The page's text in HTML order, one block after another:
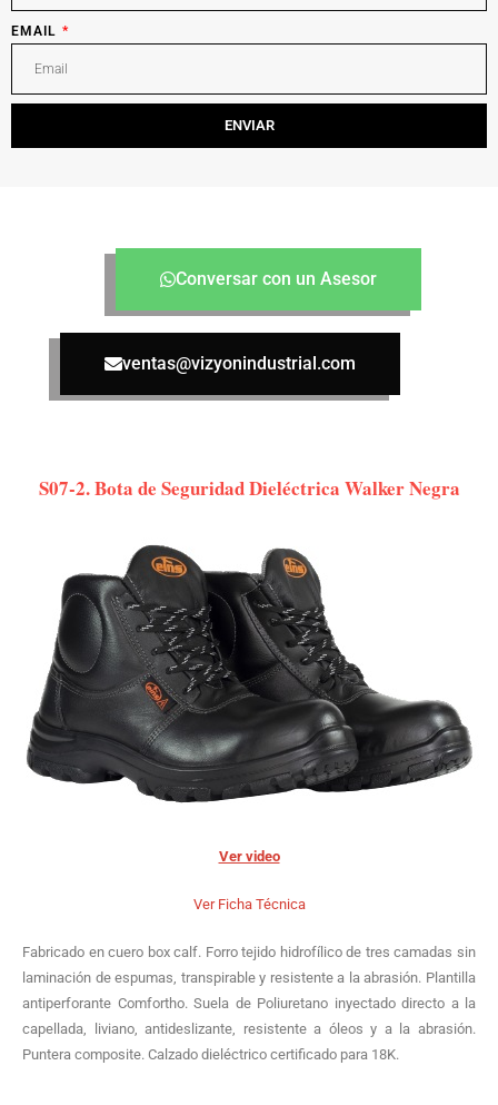
EMAIL
ENVIAR
Conversar con un Asesor
ventas@vizyonindustrial.com
S07-2. Bota de Seguridad Dieléctrica Walker Negra
Ver video
Ver Ficha Técnica
Fabricado en cuero box calf. Forro tejido hidrofílico de tres camadas sin
laminación de espumas, transpirable y resistente a la abrasión. Plantilla
antiperforante Comfortho. Suela de Poliuretano inyectado directo a la
capellada, liviano, antideslizante, resistente a óleos y a la abrasión.
Puntera composite. Calzado dieléctrico certificado para 18K.